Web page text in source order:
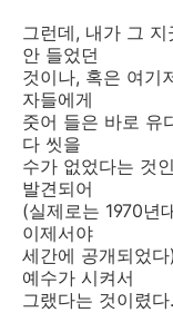
그런데, 내가 그
안 들었던
것이나, 혹은 여기
자들에게
줏어 들은 바로 유
다 씻을
수가 없었다는 것
발견되어
(실제로는 1970년
이제서야
세간에 공개되었
예수가 시켜서
그랬다는 것이렸다.